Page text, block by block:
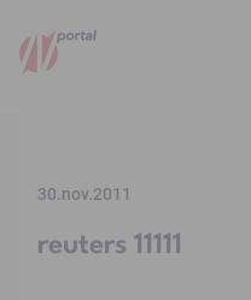
30.nov.2011
reuters 11111